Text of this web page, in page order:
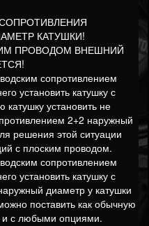
КАТУШКИ!
ПРОВОДОМ ВНЕШНИЙ
сопротивлением
установить катушку с
установить не
2+2 наружный
решения этой ситуации
с плоским проводом.
сопротивлением
установить катушку с
диаметр у катушки
поставить как обычную
и с любыми опциями.